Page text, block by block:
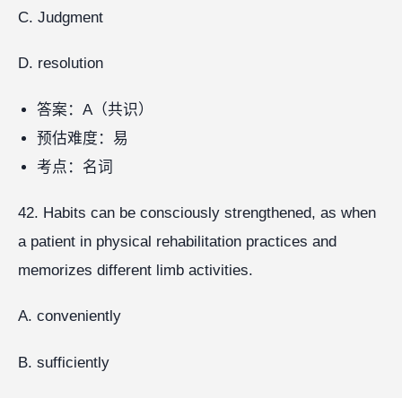
C. Judgment
D. resolution
答案：A（共识）
预估难度：易
考点：名词
42. Habits can be consciously strengthened, as when
a patient in physical rehabilitation practices and
memorizes different limb activities.
A. conveniently
B. sufficiently